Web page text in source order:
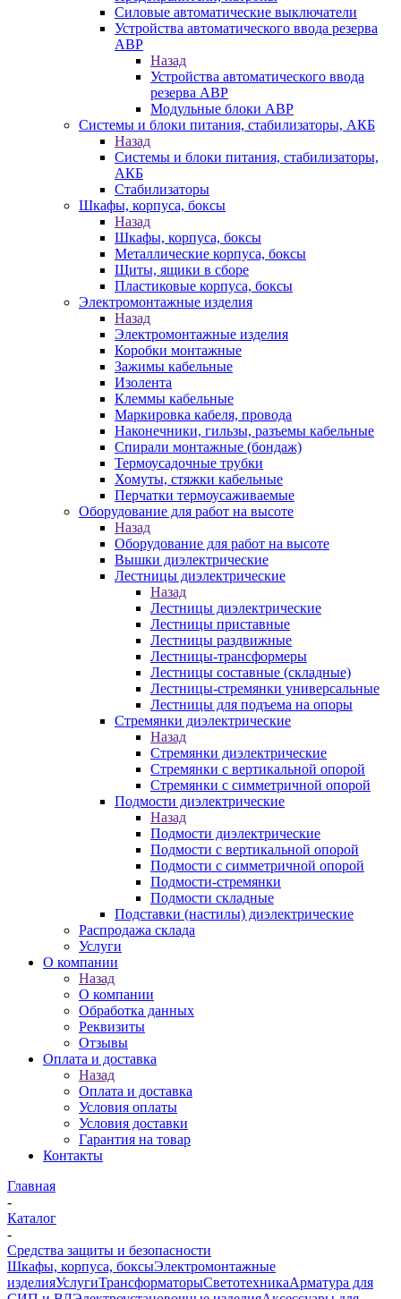
Силовые автоматические выключатели
Устройства автоматического ввода резерва
АВР
Назад
Устройства автоматического ввода
резерва АВР
Модульные блоки АВР
Системы и блоки питания, стабилизаторы, АКБ
Назад
Системы и блоки питания, стабилизаторы,
АКБ
Стабилизаторы
Шкафы, корпуса, боксы
Назад
Шкафы, корпуса, боксы
Металлические корпуса, боксы
Щиты, ящики в сборе
Пластиковые корпуса, боксы
Электромонтажные изделия
Назад
Электромонтажные изделия
Коробки монтажные
Зажимы кабельные
Изолента
Клеммы кабельные
Маркировка кабеля, провода
Наконечники, гильзы, разъемы кабельные
Спирали монтажные (бондаж)
Термоусадочные трубки
Хомуты, стяжки кабельные
Перчатки термоусаживаемые
Оборудование для работ на высоте
Назад
Оборудование для работ на высоте
Вышки диэлектрические
Лестницы диэлектрические
Назад
Лестницы диэлектрические
Лестницы приставные
Лестницы раздвижные
Лестницы-трансформеры
Лестницы составные (складные)
Лестницы-стремянки универсальные
Лестницы для подъема на опоры
Стремянки диэлектрические
Назад
Стремянки диэлектрические
Стремянки с вертикальной опорой
Стремянки с симметричной опорой
Подмости диэлектрические
Назад
Подмости диэлектрические
Подмости с вертикальной опорой
Подмости с симметричной опорой
Подмости-стремянки
Подмости складные
Подставки (настилы) диэлектрические
Распродажа склада
Услуги
О компании
Назад
О компании
Обработка данных
Реквизиты
Отзывы
Оплата и доставка
Назад
Оплата и доставка
Условия оплаты
Условия доставки
Гарантия на товар
Контакты
Главная
-
Каталог
-
Средства защиты и безопасности
Шкафы, корпуса, боксыЭлектромонтажные
изделияУслугиТрансформаторыСветотехникаАрматура для